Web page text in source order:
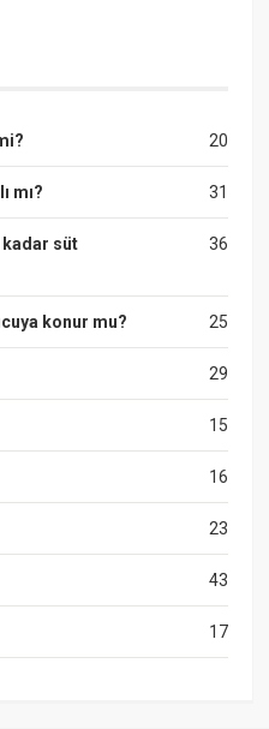
20
31
mı?
36
kadar süt
25
konur mu?
29
15
16
23
43
17